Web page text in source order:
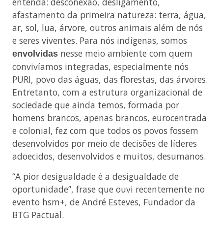
afastamento da primeira natureza: terra, água,
ar, sol, lua, árvore, outros animais além de nós
e seres viventes. Para nós indígenas, somos
envolvidas nesse meio ambiente com quem
convivíamos integradas, especialmente nós
PURI, povo das águas, das florestas, das árvores.
Entretanto, com a estrutura organizacional de
sociedade que ainda temos, formada por
homens brancos, apenas brancos, eurocentrada
e colonial, fez com que todos os povos fossem
desenvolvidos por meio de decisões de líderes
adoecidos, desenvolvidos e muitos, desumanos.
“A pior desigualdade é a desigualdade de
oportunidade”, frase que ouvi recentemente no
evento hsm+, de André Esteves, Fundador da
BTG Pactual.